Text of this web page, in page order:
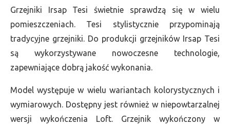
Grzejniki Irsap Tesi świetnie sprawdzą się w wielu
pomieszczeniach. Tesi stylistycznie przypominają
tradycyjne grzejniki. Do produkcji grzejników Irsap Tesi
są wykorzystywane nowoczesne technologie,
zapewniające dobrą jakość wykonania.
Model występuje w wielu wariantach kolorystycznych i
wymiarowych. Dostępny jest również w niepowtarzalnej
wersji wykończenia Loft. Grzejnik wykończony w